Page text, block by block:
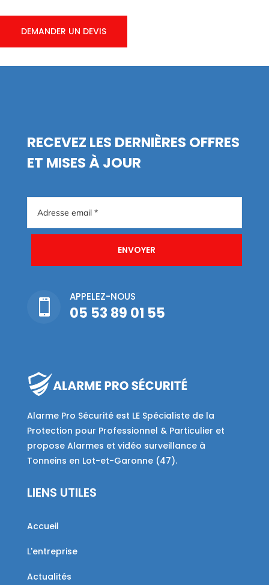
DEMANDER UN DEVIS
RECEVEZ LES DERNIÈRES OFFRES
ET MISES À JOUR
ENVOYER

APPELEZ-NOUS
05 53 89 01 55
Alarme Pro Sécurité est LE Spécialiste de la
Protection pour Professionnel & Particulier et
propose Alarmes et vidéo surveillance à
Tonneins en Lot-et-Garonne (47).
LIENS UTILES
Accueil
L'entreprise
Actualités